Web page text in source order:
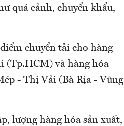
quá cảnh, chuyển khẩu,
chuyển tải cho hàng
(Tp.HCM) và hàng hóa
- Thị Vải (Bà Rịa - Vũng
lượng hàng hóa sản xuất,